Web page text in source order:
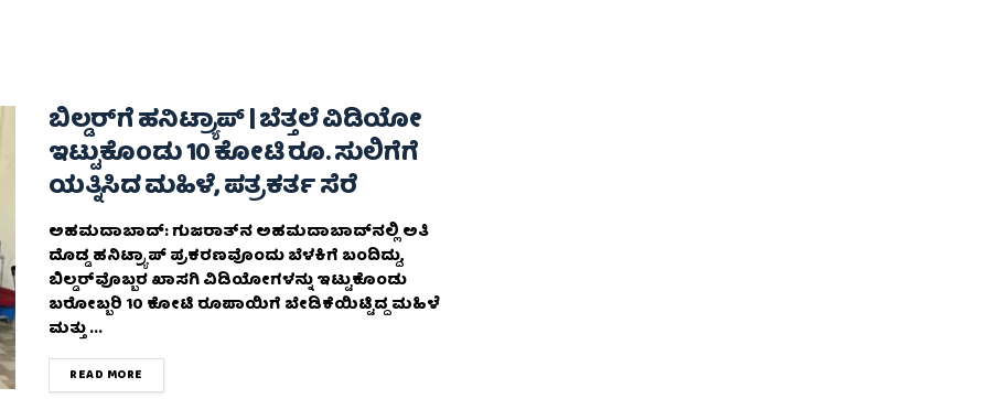
ಬಿಲ್ಡರ್‌ಗೆ ಹನಿಟ್ರ್ಯಾಪ್ | ಬೆತ್ತಲೆ ವಿಡಿಯೋ
ಇಟ್ಟುಕೊಂಡು 10 ಕೋಟಿ ರೂ. ಸುಲಿಗೆಗೆ
ಯತ್ನಿಸಿದ ಮಹಿಳೆ, ಪತ್ರಕರ್ತ ಸೆರೆ
ಅಹಮದಾಬಾದ್: ಗುಜರಾತ್‌ನ ಅಹಮದಾಬಾದ್‌ನಲ್ಲಿ ಅತಿ
ದೊಡ್ಡ ಹನಿಟ್ರ್ಯಾಪ್ ಪ್ರಕರಣವೊಂದು ಬೆಳಕಿಗೆ ಬಂದಿದ್ದು,
ಬಿಲ್ಡರ್‌ವೊಬ್ಬರ ಖಾಸಗಿ ವಿಡಿಯೋಗಳನ್ನು ಇಟ್ಟುಕೊಂಡು
ಬರೋಬ್ಬರಿ 10 ಕೋಟಿ ರೂಪಾಯಿಗೆ ಬೇಡಿಕೆಯಿಟ್ಟಿದ್ದ ಮಹಿಳೆ
ಮತ್ತು ...
READ MORE